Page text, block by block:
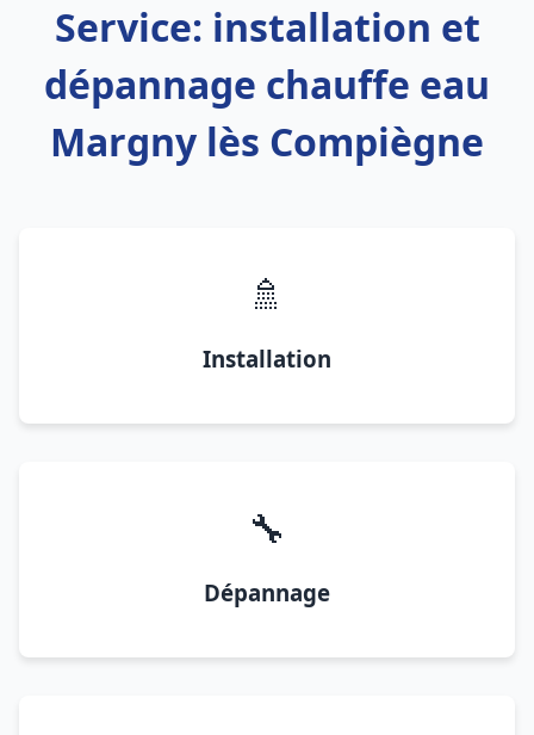
Service: installation et
dépannage chauffe eau
Margny lès Compiègne
🚿
Installation
🔧
Dépannage